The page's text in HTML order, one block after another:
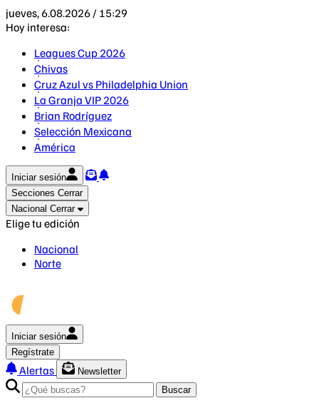
jueves, 6.08.2026 / 15:29
Hoy interesa:
Leagues Cup 2026
Chivas
Cruz Azul vs Philadelphia Union
La Granja VIP 2026
Brian Rodríguez
Selección Mexicana
América
Iniciar sesión
Secciones Cerrar
Nacional Cerrar
Elige tu edición
Nacional
Norte
Iniciar sesión
Regístrate
Alertas
Newsletter
Buscar